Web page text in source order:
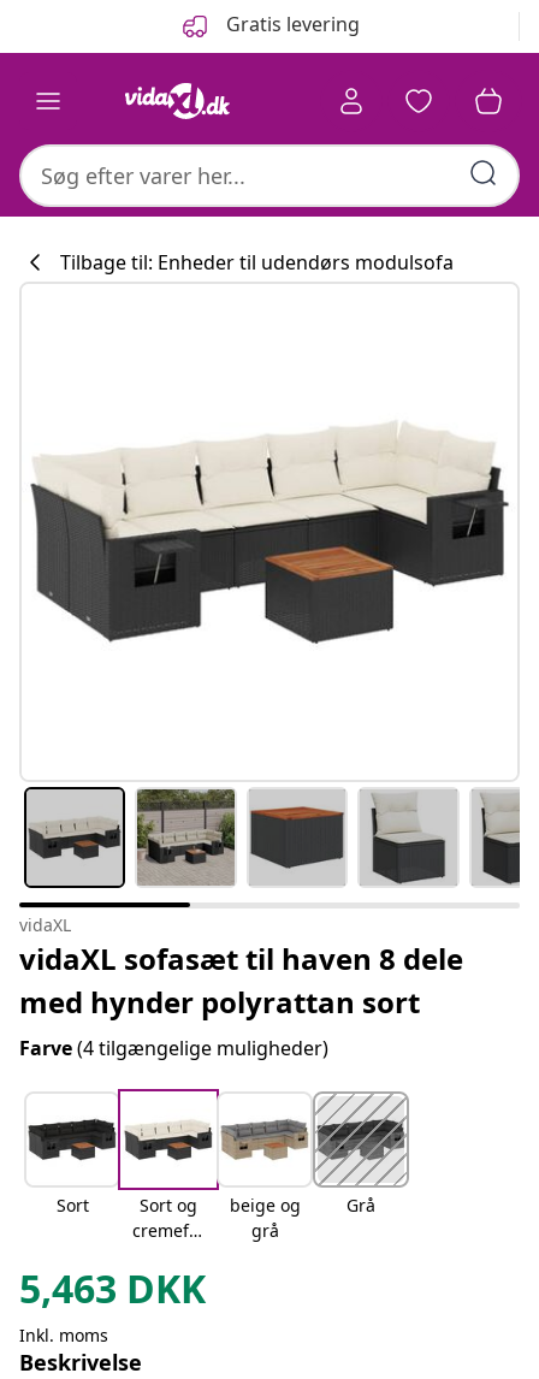
Gratis levering
#sharemevidaxl
Tilbage til: Enheder til udendørs modulsofa
vidaXL
vidaXL sofasæt til haven 8 dele
med hynder polyrattan sort
Farve(4 tilgængelige muligheder)
Sort
Sort og
cremefar
beige og
grå
Grå
5,463 DKK
Inkl. moms
Beskrivelse